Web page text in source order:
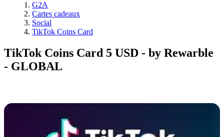
G2A
Cartes cadeaux
Social
TikTok Coins Card
TikTok Coins Card 5 USD - by Rewarble
- GLOBAL